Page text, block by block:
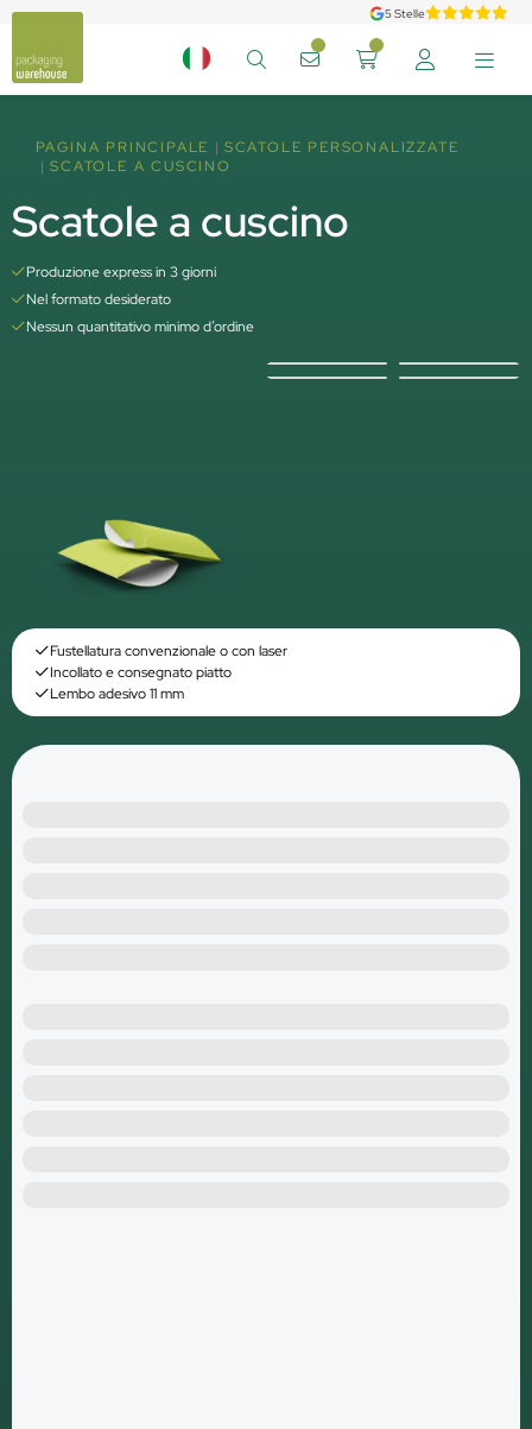
5 Stelle
PAGINA PRINCIPALE
SCATOLE PERSONALIZZATE
SCATOLE A CUSCINO
Scatole a cuscino
Produzione express in 3 giorni
Nel formato desiderato
Nessun quantitativo minimo d’ordine
Fustellatura convenzionale o con laser
Incollato e consegnato piatto
Lembo adesivo 11 mm